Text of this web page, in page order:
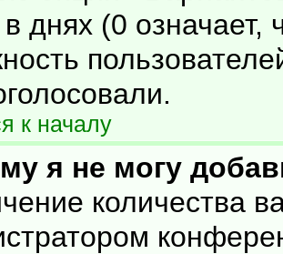
днях (0 означает,
к началу
я не могу
количества